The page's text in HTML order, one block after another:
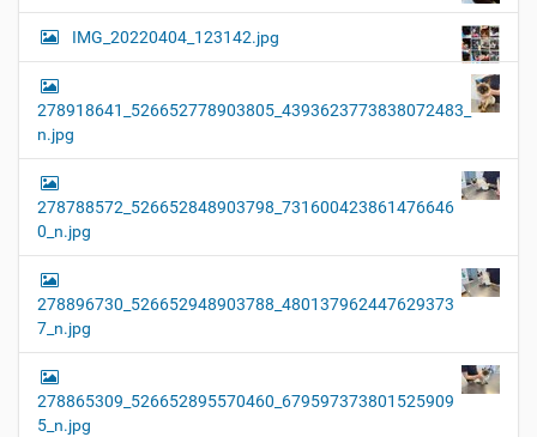
IMG_20220404_123142.jpg
278918641_526652778903805_4393623773838072483_
n.jpg
278788572_526652848903798_731600423861476646
0_n.jpg
278896730_526652948903788_480137962447629373
7_n.jpg
278865309_526652895570460_679597373801525909
5_n.jpg